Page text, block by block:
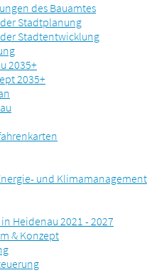
des Bauamtes
Stadtplanung
Stadtentwicklung
2035+
2035+
und Klimamanagement
Heidenau 2021 - 2027
& Konzept